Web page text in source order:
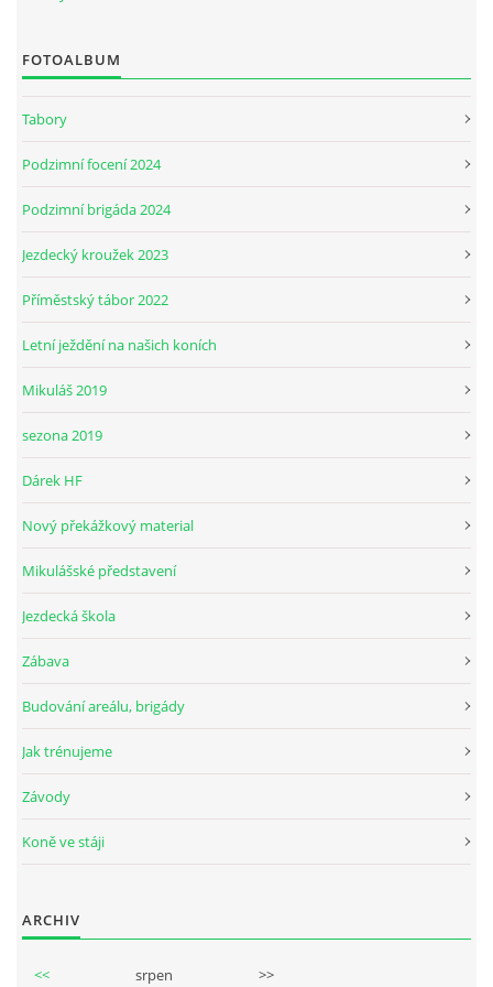
JARNÍ BRIGÁDA SE ODKLÁDÁ.
PÁTEČNÍ KROUŽEK " ŠKOLA JEZDECTVÍ " BUDE ZAHÁJEN
ČLENOVÉ JK CABALLERO Z RYCHVALDU
PODZIMNÍ BRIGÁDA 4.10.2025
FOTOALBUM
Tabory
Podzimní focení 2024
Podzimní brigáda 2024
Jezdecký kroužek 2023
Příměstský tábor 2022
Letní ježdění na našich koních
Mikuláš 2019
sezona 2019
Dárek HF
Nový překážkový material
Mikulášské představení
Jezdecká škola
Zábava
Budování areálu, brigády
Jak trénujeme
Závody
Koně ve stáji
ARCHIV
<< srpen >>